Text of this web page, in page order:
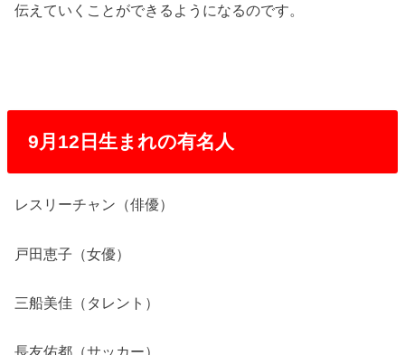
伝えていくことができるようになるのです。
9月12日生まれの有名人
レスリーチャン（俳優）
戸田恵子（女優）
三船美佳（タレント）
長友佑都（サッカー）